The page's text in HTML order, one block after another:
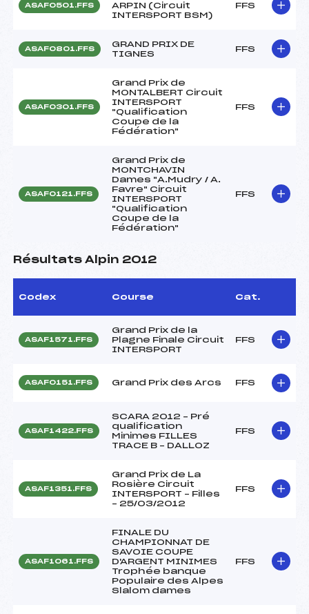
ASAF0501.FFS
ARPIN (Circuit
INTERSPORT BSM)
FFS
ASAF0801.FFS
GRAND PRIX DE
TIGNES
FFS
ASAF0301.FFS
Grand Prix de
MONTALBERT Circuit
INTERSPORT
"Qualification
Coupe de la
Fédération"
FFS
ASAF0121.FFS
Grand Prix de
MONTCHAVIN
Dames "A.Mudry / A.
Favre" Circuit
INTERSPORT
"Qualification
Coupe de la
Fédération"
FFS
Résultats Alpin 2012
Codex Course Cat.
ASAF1571.FFS
Grand Prix de la
Plagne Finale Circuit
INTERSPORT
FFS
ASAF0151.FFS Grand Prix des Arcs FFS
ASAF1422.FFS
SCARA 2012 – Pré
qualification
Minimes FILLES
TRACE B – DALLOZ
FFS
ASAF1351.FFS
Grand Prix de La
Rosière Circuit
INTERSPORT – Filles
– 25/03/2012
FFS
ASAF1061.FFS
FINALE DU
CHAMPIONNAT DE
SAVOIE COUPE
D'ARGENT MINIMES
Trophée banque
Populaire des Alpes
Slalom dames
FFS